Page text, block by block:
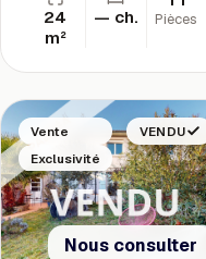
24
m²
— ch. Pièces
Vente
Exclusivité
VENDU
Nous consulter